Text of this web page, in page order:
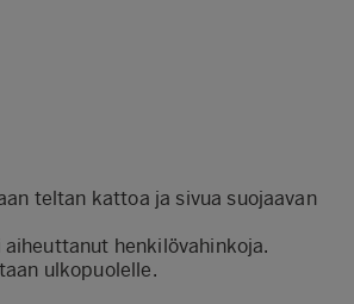
teltan kattoa ja sivua suojaavan
henkilövahinkoja.
ulkopuolelle.